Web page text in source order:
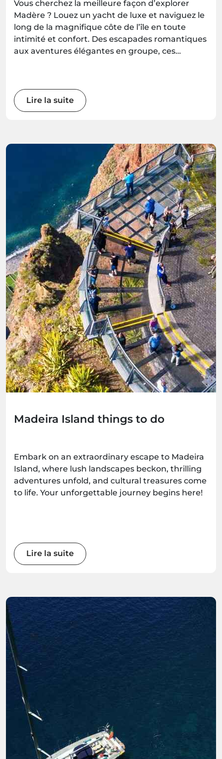
groupes
Vous cherchez la meilleure façon d’explorer
Madère ? Louez un yacht de luxe et naviguez le
long de la magnifique côte de l’île en toute
intimité et confort. Des escapades romantiques
aux aventures élégantes en groupe, ces
avec Madeira.Best.
Lire la suite
Madeira Island things to do
Embark on an extraordinary escape to Madeira
Island, where lush landscapes beckon, thrilling
adventures unfold, and cultural treasures come
to life. Your unforgettable journey begins here!
Lire la suite